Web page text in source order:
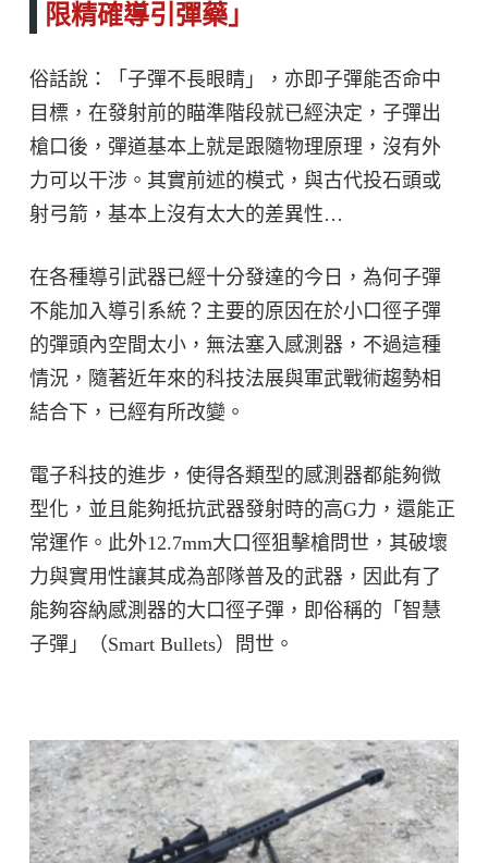
限精確導引彈藥」
俗話說：「子彈不長眼睛」，亦即子彈能否命中
目標，在發射前的瞄準階段就已經決定，子彈出
槍口後，彈道基本上就是跟隨物理原理，沒有外
力可以干涉。其實前述的模式，與古代投石頭或
射弓箭，基本上沒有太大的差異性…
在各種導引武器已經十分發達的今日，為何子彈
不能加入導引系統？主要的原因在於小口徑子彈
的彈頭內空間太小，無法塞入感測器，不過這種
情況，隨著近年來的科技法展與軍武戰術趨勢相
結合下，已經有所改變。
電子科技的進步，使得各類型的感測器都能夠微
型化，並且能夠抵抗武器發射時的高G力，還能正
常運作。此外12.7mm大口徑狙擊槍問世，其破壞
力與實用性讓其成為部隊普及的武器，因此有了
能夠容納感測器的大口徑子彈，即俗稱的「智慧
子彈」（Smart Bullets）問世。